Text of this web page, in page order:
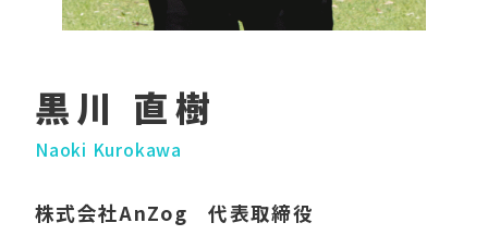
黒川 直樹
Naoki Kurokawa
株式会社AnZog 代表取締役